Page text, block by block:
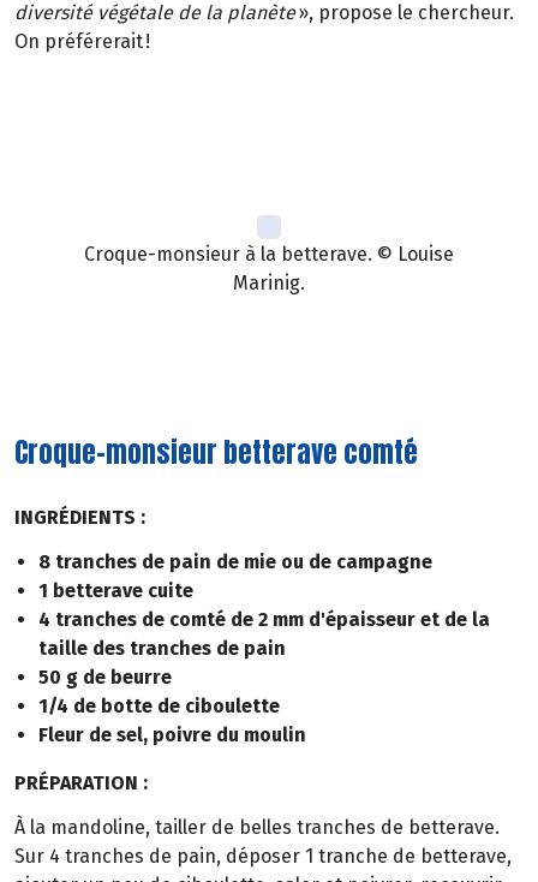
diversité végétale de la planète», propose le chercheur.
On préférerait !
Croque-monsieur à la betterave. © Louise
Marinig.
Croque-monsieur betterave comté
INGRÉDIENTS :
8 tranches de pain de mie ou de campagne
1 betterave cuite
4 tranches de comté de 2 mm d'épaisseur et de la
taille des tranches de pain
50 g de beurre
1/4 de botte de ciboulette
Fleur de sel, poivre du moulin
PRÉPARATION :
À la mandoline, tailler de belles tranches de betterave.
Sur 4 tranches de pain, déposer 1 tranche de betterave,